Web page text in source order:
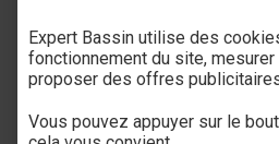
SERVICE CLIENT
03 27 89 21 52
Du mardi au samedi
Expert Bassin utilise des
fonctionnement du site,
proposer des offres
Vous pouvez appuyer sur le